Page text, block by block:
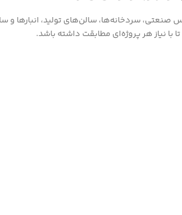
صنعتی، سردخانه‌ها، سالن‌های تولید، انبارها و
نیاز هر پروژه‌ای مطابقت داشته باشد.